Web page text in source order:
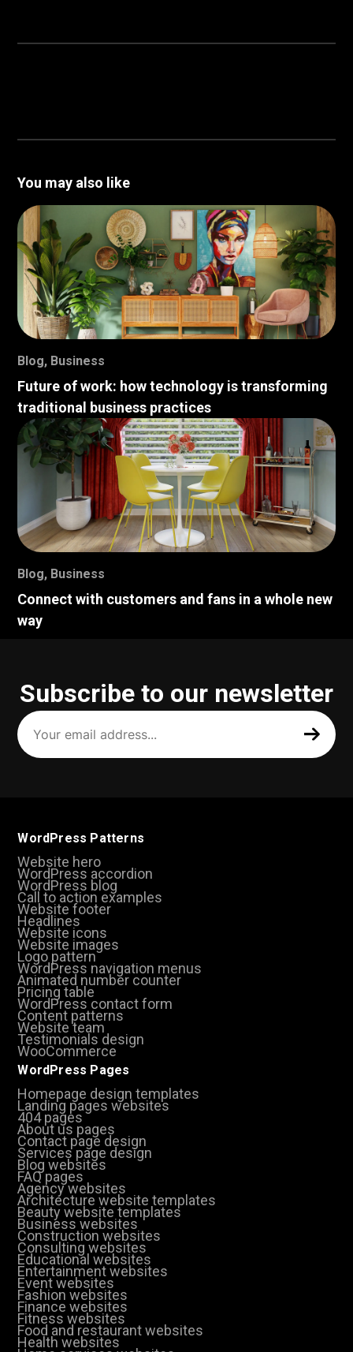
You may also like
Blog, Business
Future of work: how technology is transforming
traditional business practices
Blog, Business
Connect with customers and fans in a whole new
way
Subscribe to our newsletter
Your
email
address
(Required)
WordPress Patterns
Website hero
WordPress accordion
WordPress blog
Call to action examples
Website footer
Headlines
Website icons
Website images
Logo pattern
WordPress navigation menus
Animated number counter
Pricing table
WordPress contact form
Content patterns
Website team
Testimonials design
WooCommerce
WordPress Pages
Homepage design templates
Landing pages websites
404 pages
About us pages
Contact page design
Services page design
Blog websites
FAQ pages
Agency websites
Architecture website templates
Beauty website templates
Business websites
Construction websites
Consulting websites
Educational websites
Entertainment websites
Event websites
Fashion websites
Finance websites
Fitness websites
Food and restaurant websites
Health websites